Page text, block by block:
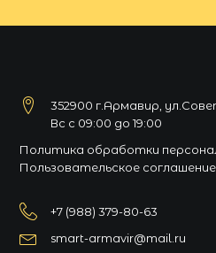
352900 г.Армавир,
Вс с 09:00 до 19:00
Политика обработки
Пользовательское соглашение
+7 (988) 379-80-63
smart-armavir@mail.ru